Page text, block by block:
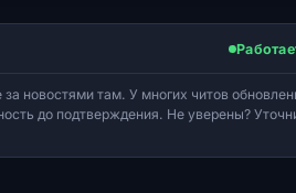
новостями там. У многих читов
до подтверждения. Не уверены?